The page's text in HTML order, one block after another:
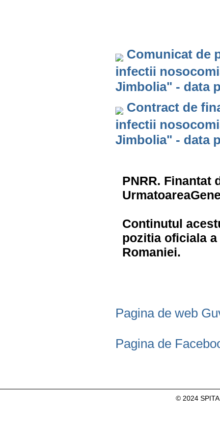
Comunicat de
infectii
Jimbolia" - data
Contract de
infectii
Jimbolia" - data
PNRR. Finantat
Continutul
pozitia oficiala
Romaniei.
Pagina de web
Pagina de
© 2024